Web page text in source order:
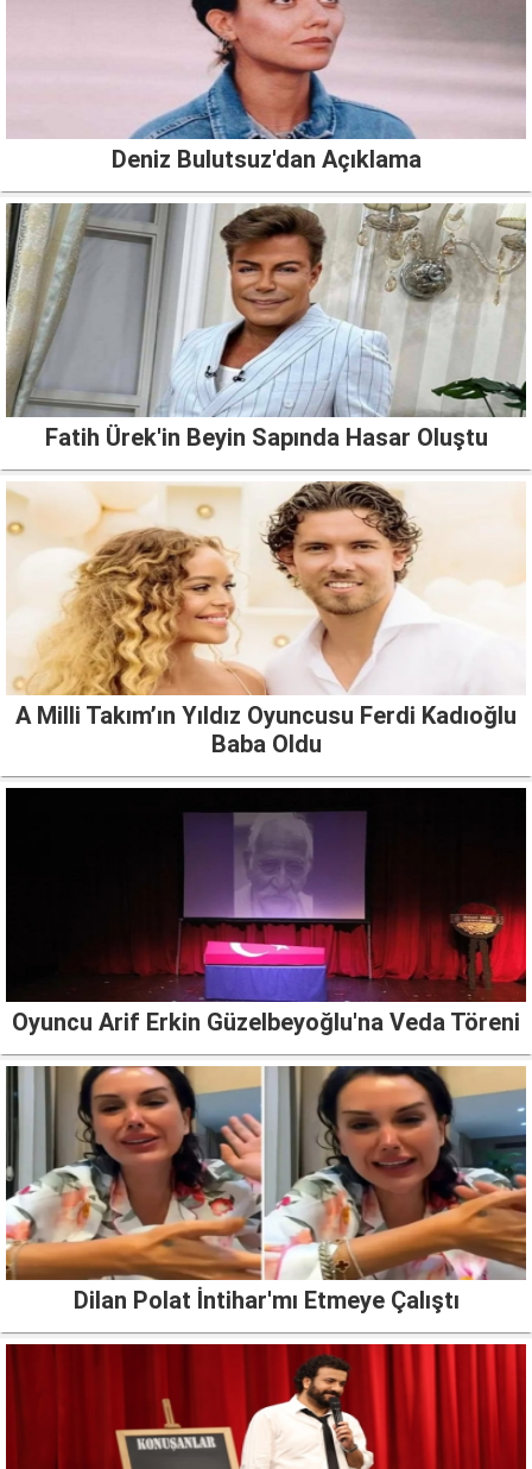
Deniz Bulutsuz'dan Açıklama
Fatih Ürek'in Beyin Sapında Hasar Oluştu
A Milli Takım’ın Yıldız Oyuncusu Ferdi Kadıoğlu
Baba Oldu
Oyuncu Arif Erkin Güzelbeyoğlu'na Veda Töreni
Dilan Polat İntihar'mı Etmeye Çalıştı